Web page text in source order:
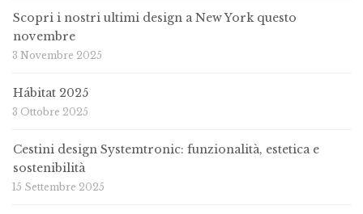
Scopri i nostri ultimi design a New York questo
novembre
3 Novembre 2025
Hábitat 2025
3 Ottobre 2025
Cestini design Systemtronic: funzionalità, estetica e
sostenibilità
15 Settembre 2025